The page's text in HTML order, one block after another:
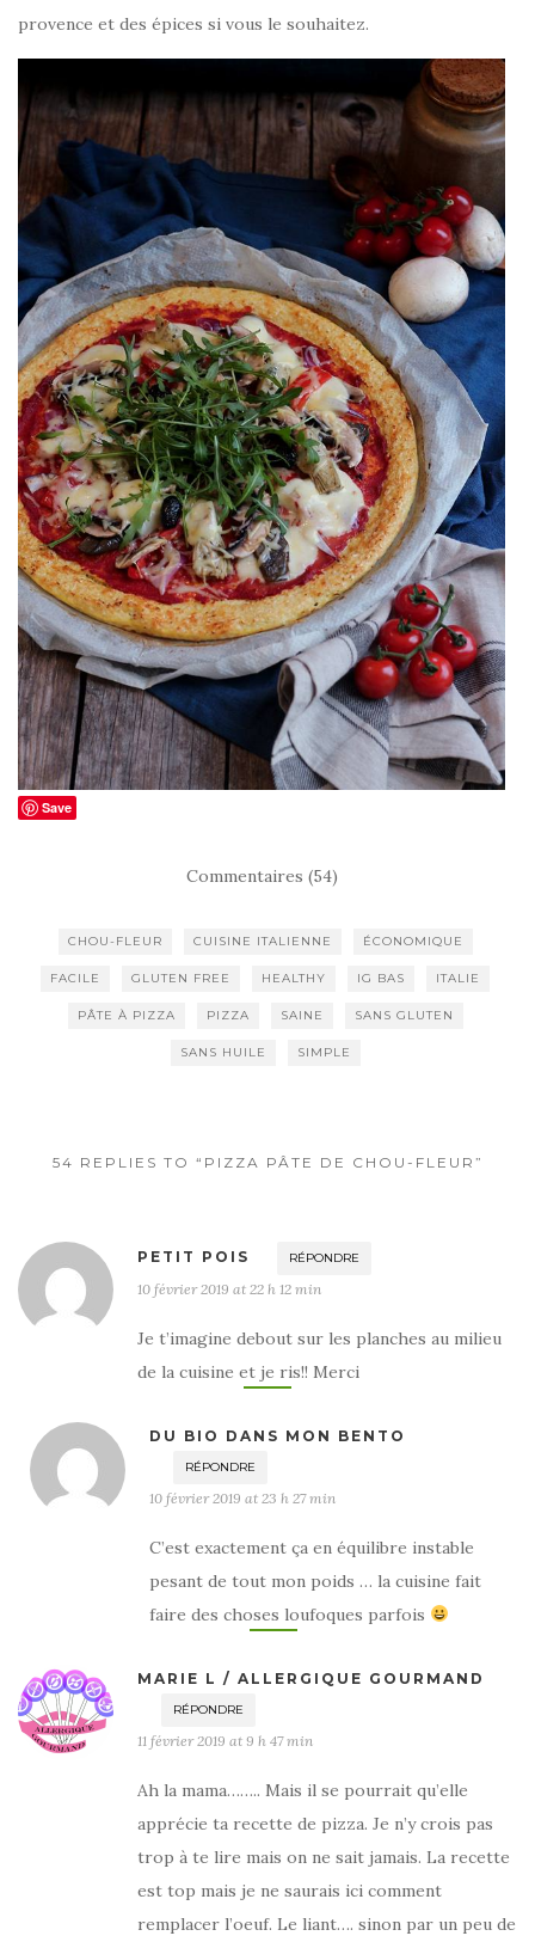
provence et des épices si vous le souhaitez.
Save
Commentaires (54)
CHOU-FLEUR CUISINE ITALIENNE ÉCONOMIQUE
FACILE GLUTEN FREE HEALTHY IG BAS ITALIE
PÂTE À PIZZA PIZZA SAINE SANS GLUTEN
SANS HUILE SIMPLE
54 REPLIES TO “PIZZA PÂTE DE CHOU-FLEUR”
PETIT POIS RÉPONDRE
10 février 2019 at 22 h 12 min
Je t’imagine debout sur les planches au milieu
de la cuisine et je ris!! Merci
DU BIO DANS MON BENTO
RÉPONDRE
10 février 2019 at 23 h 27 min
C’est exactement ça en équilibre instable
pesant de tout mon poids … la cuisine fait
faire des choses loufoques parfois
MARIE L / ALLERGIQUE GOURMAND
RÉPONDRE
11 février 2019 at 9 h 47 min
Ah la mama…….. Mais il se pourrait qu’elle
apprécie ta recette de pizza. Je n’y crois pas
trop à te lire mais on ne sait jamais. La recette
est top mais je ne saurais ici comment
remplacer l’oeuf. Le liant…. sinon par un peu de